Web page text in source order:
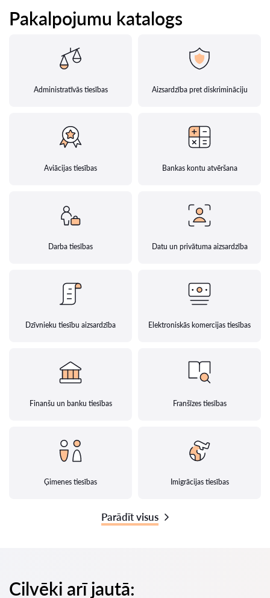
Pakalpojumu katalogs
Administratīvās tiesības Aizsardzība pret diskrimināciju
Aviācijas tiesības Bankas kontu atvēršana
Darba tiesības Datu un privātuma aizsardzība
Dzīvnieku tiesību aizsardzība Elektroniskās komercijas tiesības
Finanšu un banku tiesības Franšīzes tiesības
Ģimenes tiesības Imigrācijas tiesības
Parādīt visus
Cilvēki arī jautā: